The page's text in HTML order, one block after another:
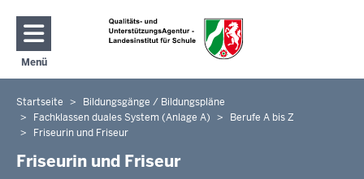
Direkt zum Inhalt
Menü
Navigation aktivieren/deaktivieren: Hauptmenü
Sie
befinden
hier
Startseite
Bildungsgänge / Bildungspläne
Fachklassen duales System (Anlage A)
Berufe A bis Z
Friseurin und Friseur
Friseurin und Friseur